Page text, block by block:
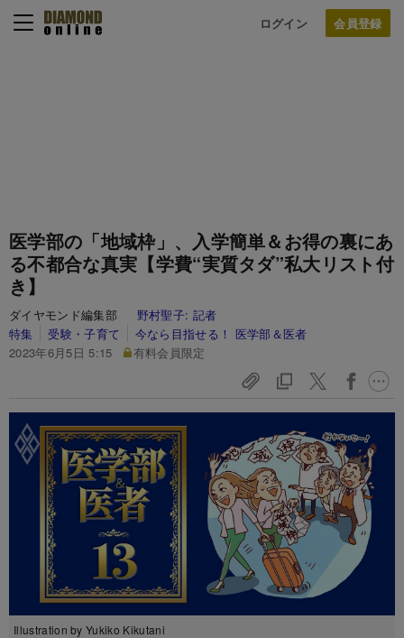
ログイン
医学部の「地域枠」、入学簡単＆お得の裏にあ
る不都合な真実【学費“実質タダ”私大リスト付
き】
ダイヤモンド編集部 野村聖子: 記者
特集
受験・子育て
今なら目指せる！ 医学部＆医者
2023年6月5日 5:15
有料会員限定
Illustration by Yukiko Kikutani